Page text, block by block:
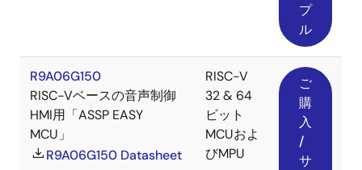
プ
ル
R9A06G150
RISC-Vベースの音声制御
HMI用「ASSP EASY
MCU」
R9A06G150 Datasheet
RISC-V
32 & 64
ビット
MCUおよ
びMPU
ご
購
入
/
サ